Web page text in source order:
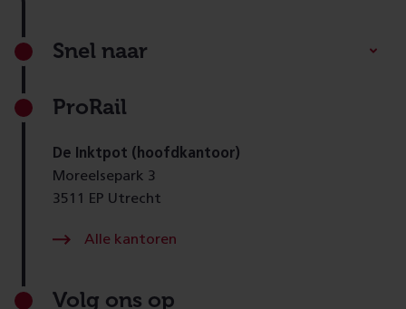
Footer
Snel naar
ProRail
De Inktpot (hoofdkantoor)
Moreelsepark 3
3511 EP Utrecht
Alle kantoren
Volg ons op